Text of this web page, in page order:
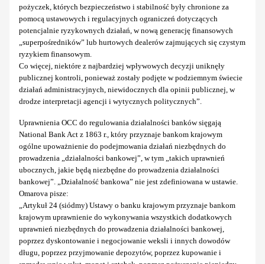
pożyczek, których bezpieczeństwo i stabilność były chronione za
pomocą ustawowych i regulacyjnych ograniczeń dotyczących
potencjalnie ryzykownych działań, w nową generację finansowych
„superpośredników” lub hurtowych dealerów zajmujących się czystym
ryzykiem finansowym.
Co więcej, niektóre z najbardziej wpływowych decyzji uniknęły
publicznej kontroli, ponieważ zostały podjęte w podziemnym świecie
działań administracyjnych, niewidocznych dla opinii publicznej, w
drodze interpretacji agencji i wytycznych politycznych”.
Uprawnienia OCC do regulowania działalności banków sięgają
National Bank Act z 1863 r., który przyznaje bankom krajowym
ogólne upoważnienie do podejmowania działań niezbędnych do
prowadzenia „działalności bankowej”, w tym „takich uprawnień
ubocznych, jakie będą niezbędne do prowadzenia działalności
bankowej”. „Działalność bankowa” nie jest zdefiniowana w ustawie.
Omarova pisze:
„Artykuł 24 (siódmy) Ustawy o banku krajowym przyznaje bankom
krajowym uprawnienie do wykonywania wszystkich dodatkowych
uprawnień niezbędnych do prowadzenia działalności bankowej,
poprzez dyskontowanie i negocjowanie weksli i innych dowodów
długu, poprzez przyjmowanie depozytów, poprzez kupowanie i